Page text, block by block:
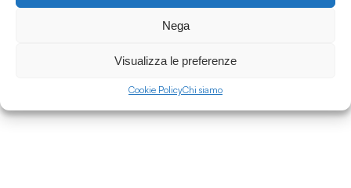
Nega
Visualizza le preferenze
Cookie PolicyChi siamo